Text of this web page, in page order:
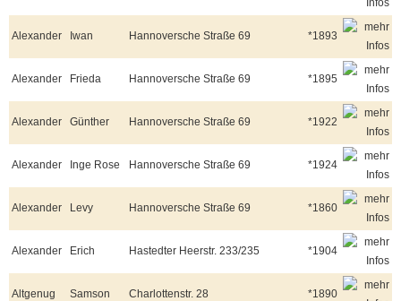
Alexander Iwan Hannoversche Straße 69 *1893
Alexander Frieda Hannoversche Straße 69 *1895
Alexander Günther Hannoversche Straße 69 *1922
Alexander Inge Rose Hannoversche Straße 69 *1924
Alexander Levy Hannoversche Straße 69 *1860
Alexander Erich Hastedter Heerstr. 233/235 *1904
Altgenug Samson Charlottenstr. 28 *1890